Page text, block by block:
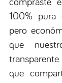
100% pura
pero
que
que